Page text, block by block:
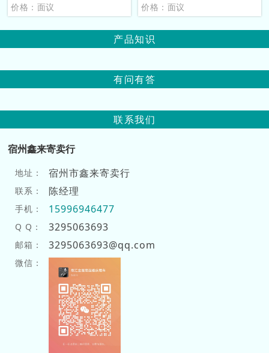
价格：面议 价格：面议
产品知识
有问有答
联系我们
宿州鑫来寄卖行
地址： 宿州市鑫来寄卖行
联系： 陈经理
手机： 15996946477
Q Q： 3295063693
邮箱： 3295063693@qq.com
微信：